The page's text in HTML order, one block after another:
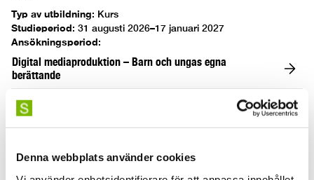
Denna webbplats använder cookies
Typ av utbildning: Kurs
Studieperiod: 31 augusti 2026–17 januari 2027
Ansökningsperiod:
Digital mediaproduktion – Barn och ungas egna
berättande
affärsutveckling av konstnärlig
och kreativ verksamhet
7,5 hp